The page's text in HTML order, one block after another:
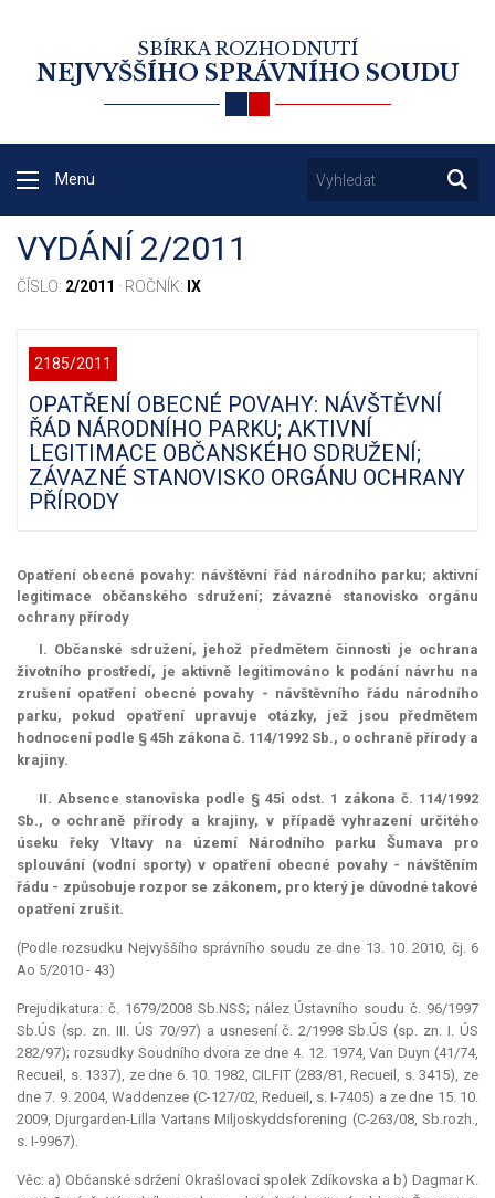
SBÍRKA ROZHODNUTÍ
NEJVYŠŠÍHO SPRÁVNÍHO SOUDU
Menu
VYDÁNÍ 2/2011
ČÍSLO: 2/2011 · ROČNÍK: IX
2185/2011
OPATŘENÍ OBECNÉ POVAHY: NÁVŠTĚVNÍ
ŘÁD NÁRODNÍHO PARKU; AKTIVNÍ
LEGITIMACE OBČANSKÉHO SDRUŽENÍ;
ZÁVAZNÉ STANOVISKO ORGÁNU OCHRANY
PŘÍRODY
Opatření obecné povahy: návštěvní řád národního parku; aktivní
legitimace občanského sdružení; závazné stanovisko orgánu
ochrany přírody
I. Občanské sdružení, jehož předmětem činnosti je ochrana
životního prostředí, je aktivně legitimováno k podání návrhu na
zrušení opatření obecné povahy - návštěvního řádu národního
parku, pokud opatření upravuje otázky, jež jsou předmětem
hodnocení podle § 45h zákona č. 114/1992 Sb., o ochraně přírody a
krajiny.
II. Absence stanoviska podle § 45i odst. 1 zákona č. 114/1992
Sb., o ochraně přírody a krajiny, v případě vyhrazení určitého
úseku řeky Vltavy na území Národního parku Šumava pro
splouvání (vodní sporty) v opatření obecné povahy - návštěním
řádu - způsobuje rozpor se zákonem, pro který je důvodné takové
opatření zrušit.
(Podle rozsudku Nejvyššího správního soudu ze dne 13. 10. 2010, čj. 6
Ao 5/2010 - 43)
Prejudikatura: č. 1679/2008 Sb.NSS; nález Ústavního soudu č. 96/1997
Sb.ÚS (sp. zn. III. ÚS 70/97) a usnesení č. 2/1998 Sb.ÚS (sp. zn. I. ÚS
282/97); rozsudky Soudního dvora ze dne 4. 12. 1974, Van Duyn (41/74,
Recueil, s. 1337), ze dne 6. 10. 1982, CILFIT (283/81, Recueil, s. 3415), ze
dne 7. 9. 2004, Waddenzee (C-127/02, Redueil, s. I-7405) a ze dne 15. 10.
2009, Djurgarden-Lilla Vartans Miljoskyddsforening (C-263/08, Sb.rozh.,
s. I-9967).
Věc: a) Občanské sdržení Okrašlovací spolek Zdíkovska a b) Dagmar K.